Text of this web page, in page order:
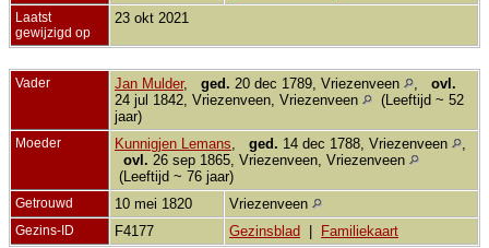
Laatst
gewijzigd op
23 okt 2021
Vader Jan Mulder, ged. 20 dec 1789, Vriezenveen
ovl.
24 jul 1842, Vriezenveen, Vriezenveen
(Leeftijd ~ 52
jaar)
Moeder Kunnigjen Lemans ged. 14 dec 1788, Vriezenveen
ovl. 26 sep 1865, Vriezenveen, Vriezenveen
(Leeftijd ~ 76 jaar)
Getrouwd 10 mei 1820 Vriezenveen
Gezins-ID F4177 Gezinsblad Familiekaart